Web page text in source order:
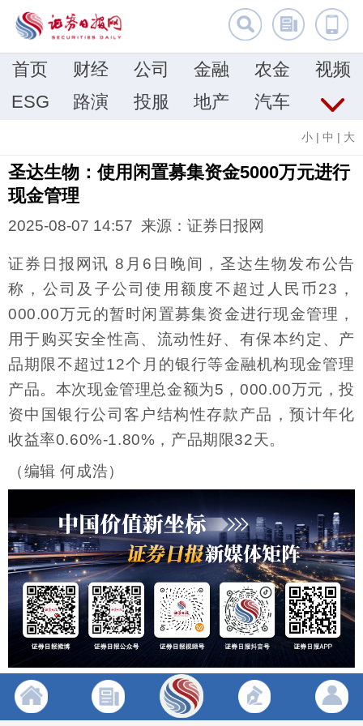
首页 财经 公司 金融 农金
视频
ESG
路演 投服 地产 汽车
小 | 中 | 大
圣达生物：使用闲置募集资金5000万元进行
现金管理
2025-08-07 14:57 来源：证券日报网
证券日报网讯 8月6日晚间，圣达生物发布公告
称，公司及子公司使用额度不超过人民币23，
000.00万元的暂时闲置募集资金进行现金管理，
用于购买安全性高、流动性好、有保本约定、产
品期限不超过12个月的银行等金融机构现金管理
产品。本次现金管理总金额为5，000.00万元，投
资中国银行公司客户结构性存款产品，预计年化
收益率0.60%-1.80%，产品期限32天。
（编辑 何成浩）